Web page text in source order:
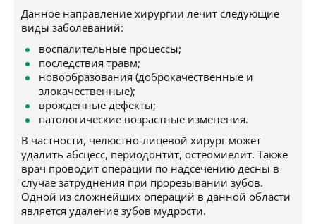
Данное направление хирургии лечит следующие
виды заболеваний:
воспалительные процессы;
последствия травм;
новообразования (доброкачественные и
злокачественные);
врожденные дефекты;
патологические возрастные изменения.
В частности, челюстно-лицевой хирург может
удалить абсцесс, периодонтит, остеомиелит. Также
врач проводит операции по надсечению десны в
случае затруднения при прорезывании зубов.
Одной из сложнейших операций в данной области
является удаление зубов мудрости.